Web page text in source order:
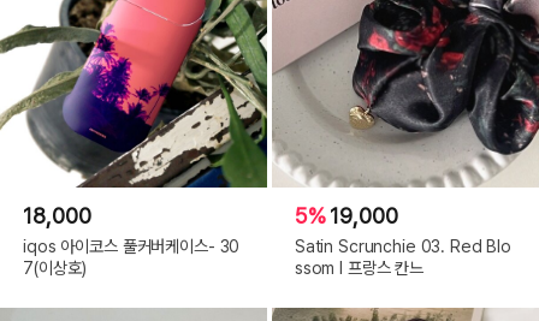
18,000
iqos 아이코스 풀커버케이스- 30
7(이상호)
5%19,000
Satin Scrunchie 03. Red Blo
ssom l 프랑스 칸느